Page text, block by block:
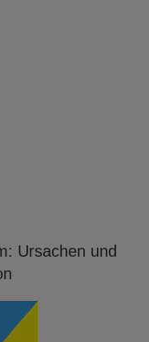
Ursachen und